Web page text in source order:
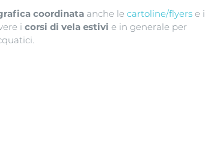
coordinata anche le cartoline/flyers e i
i corsi di vela estivi e in generale per